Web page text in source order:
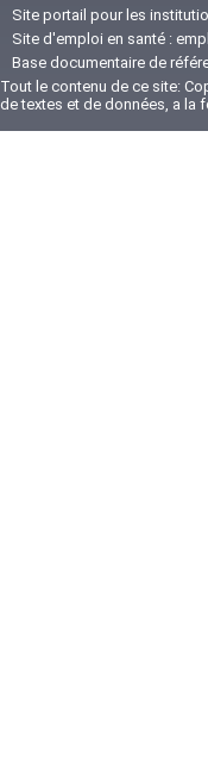
Site portail pour les
Site d'emploi en santé :
Base documentaire de
Tout le contenu de ce site:
de textes et de données, a la